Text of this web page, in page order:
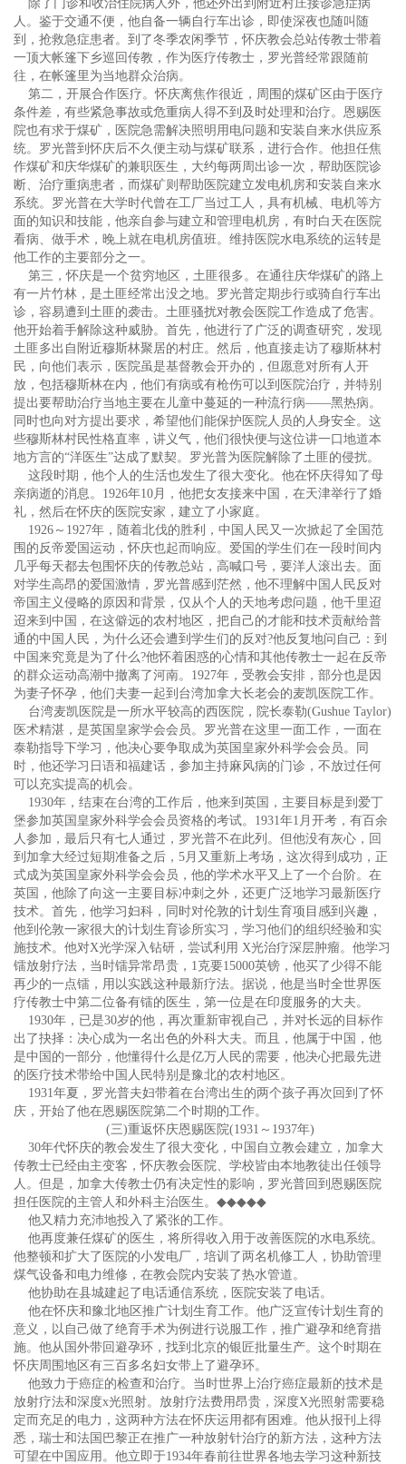
除了门诊和收治住院病人外，他还外出到附近村庄接诊急症病
人。鉴于交通不便，他自备一辆自行车出诊，即使深夜也随叫随
到，抢救急症患者。到了冬季农闲季节，怀庆教会总站传教士带着
一顶大帐篷下乡巡回传教，作为医疗传教士，罗光普经常跟随前
往，在帐篷里为当地群众治病。
第二，开展合作医疗。怀庆离焦作很近，周围的煤矿区由于医疗
条件差，有些紧急事故或危重病人得不到及时处理和治疗。恩赐医
院也有求于煤矿，医院急需解决照明用电问题和安装自来水供应系
统。罗光普到怀庆后不久便主动与煤矿联系，进行合作。他担任焦
作煤矿和庆华煤矿的兼职医生，大约每两周出诊一次，帮助医院诊
断、治疗重病患者，而煤矿则帮助医院建立发电机房和安装自来水
系统。罗光普在大学时代曾在工厂当过工人，具有机械、电机等方
面的知识和技能，他亲自参与建立和管理电机房，有时白天在医院
看病、做手术，晚上就在电机房值班。维持医院水电系统的运转是
他工作的主要部分之一。
第三，怀庆是一个贫穷地区，土匪很多。在通往庆华煤矿的路上
有一片竹林，是土匪经常出没之地。罗光普定期步行或骑自行车出
诊，容易遭到土匪的袭击。土匪骚扰对教会医院工作造成了危害。
他开始着手解除这种威胁。首先，他进行了广泛的调查研究，发现
土匪多出自附近穆斯林聚居的村庄。然后，他直接走访了穆斯林村
民，向他们表示，医院虽是基督教会开办的，但愿意对所有人开
放，包括穆斯林在内，他们有病或有枪伤可以到医院治疗，并特别
提出要帮助治疗当地主要在儿童中蔓延的一种流行病——黑热病。
同时也向对方提出要求，希望他们能保护医院人员的人身安全。这
些穆斯林村民性格直率，讲义气，他们很快便与这位讲一口地道本
地方言的“洋医生”达成了默契。罗光普为医院解除了土匪的侵扰。
这段时期，他个人的生活也发生了很大变化。他在怀庆得知了母
亲病逝的消息。1926年10月，他把女友接来中国，在天津举行了婚
礼，然后在怀庆的医院安家，建立了小家庭。
1926～1927年，随着北伐的胜利，中国人民又一次掀起了全国范
围的反帝爱国运动，怀庆也起而响应。爱国的学生们在一段时间内
几乎每天都去包围怀庆的传教总站，高喊口号，要洋人滚出去。面
对学生高昂的爱国激情，罗光普感到茫然，他不理解中国人民反对
帝国主义侵略的原因和背景，仅从个人的天地考虑问题，他千里迢
迢来到中国，在这僻远的农村地区，把自己的才能和技术贡献给普
通的中国人民，为什么还会遭到学生们的反对?他反复地问自己：到
中国来究竟是为了什么?他怀着困惑的心情和其他传教士一起在反帝
的群众运动高潮中撤离了河南。1927年，受教会安排，部分也是因
为妻子怀孕，他们夫妻一起到台湾加拿大长老会的麦凯医院工作。
台湾麦凯医院是一所水平较高的西医院，院长泰勒(Gushue Taylor)
医术精湛，是英国皇家学会会员。罗光普在这里一面工作，一面在
泰勒指导下学习，他决心要争取成为英国皇家外科学会会员。同
时，他还学习日语和福建话，参加主持麻风病的门诊，不放过任何
可以充实提高的机会。
1930年，结束在台湾的工作后，他来到英国，主要目标是到爱丁
堡参加英国皇家外科学会会员资格的考试。1931年1月开考，有百余
人参加，最后只有七人通过，罗光普不在此列。但他没有灰心，回
到加拿大经过短期准备之后，5月又重新上考场，这次得到成功，正
式成为英国皇家外科学会会员，他的学术水平又上了一个台阶。在
英国，他除了向这一主要目标冲刺之外，还更广泛地学习最新医疗
技术。首先，他学习妇科，同时对伦敦的计划生育项目感到兴趣，
他到伦敦一家很大的计划生育诊所实习，学习他们的组织经验和实
施技术。他对X光学深入钻研，尝试利用 X光治疗深层肿瘤。他学习
镭放射疗法，当时镭异常昂贵，1克要15000英镑，他买了少得不能
再少的一点镭，用以实践这种最新疗法。据说，他是当时全世界医
疗传教士中第二位备有镭的医生，第一位是在印度服务的大夫。
1930年，已是30岁的他，再次重新审视自己，并对长远的目标作
出了抉择：决心成为一名出色的外科大夫。而且，他属于中国，他
是中国的一部分，他懂得什么是亿万人民的需要，他决心把最先进
的医疗技术带给中国人民特别是豫北的农村地区。
1931年夏，罗光普夫妇带着在台湾出生的两个孩子再次回到了怀
庆，开始了他在恩赐医院第二个时期的工作。
(三)重返怀庆恩赐医院(1931～1937年)
30年代怀庆的教会发生了很大变化，中国自立教会建立，加拿大
传教士已经由主变客，怀庆教会医院、学校皆由本地教徒出任领导
人。但是，加拿大传教士仍有决定性的影响，罗光普回到恩赐医院
担任医院的主管人和外科主治医生。 ◆◆◆◆◆
他又精力充沛地投入了紧张的工作。
他再度兼任煤矿的医生，将所得收入用于改善医院的水电系统。
他整顿和扩大了医院的小发电厂，培训了两名机修工人，协助管理
煤气设备和电力维修，在教会院内安装了热水管道。
他协助在县城建起了电话通信系统，医院安装了电话。
他在怀庆和豫北地区推广计划生育工作。他广泛宣传计划生育的
意义，以自己做了绝育手术为例进行说服工作，推广避孕和绝育措
施。他从国外带回避孕环，找到北京的银匠批量生产。这个时期在
怀庆周围地区有三百多名妇女带上了避孕环。
他致力于癌症的检查和治疗。当时世界上治疗癌症最新的技术是
放射疗法和深度x光照射。放射疗法费用昂贵，深度X光照射需要稳
定而充足的电力，这两种方法在怀庆运用都有困难。他从报刊上得
悉，瑞士和法国巴黎正在推广一种放射针治疗的新方法，这种方法
可望在中国应用。他立即于1934年春前往世界各地去学习这种新技